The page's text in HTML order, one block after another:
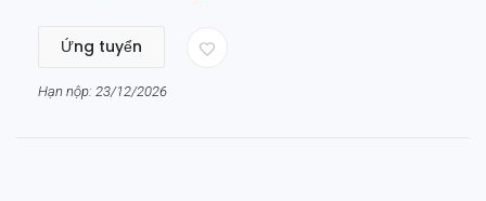
Ứng tuyển
Hạn nộp: 23/12/2026